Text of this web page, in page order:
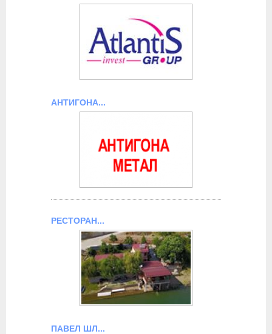
АНТИГОНА...
РЕСТОРАН...
ПАВЕЛ ШЛ...